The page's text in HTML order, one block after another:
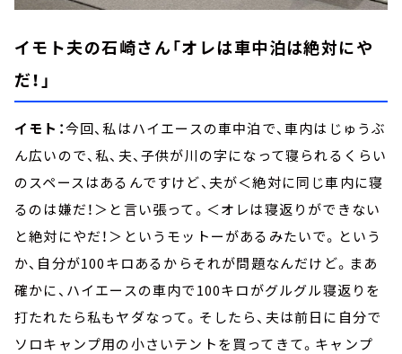
イモト夫の石崎さん「オレは車中泊は絶対にや
だ！」
イモト：今回、私はハイエースの車中泊で、車内はじゅうぶ
ん広いので、私、夫、子供が川の字になって寝られるくらい
のスペースはあるんですけど、夫が＜絶対に同じ車内に寝
るのは嫌だ！＞と言い張って。＜オレは寝返りができない
と絶対にやだ！＞というモットーがあるみたいで。という
か、自分が100キロあるからそれが問題なんだけど。まあ
確かに、ハイエースの車内で100キロがグルグル寝返りを
打たれたら私もヤダなって。そしたら、夫は前日に自分で
ソロキャンプ用の小さいテントを買ってきて。キャンプ